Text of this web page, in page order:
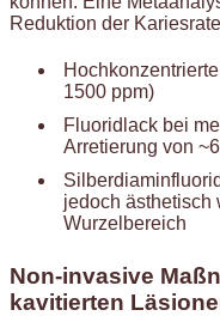
Reduktion der
1500 ppm)
Fluoridlack bei
Arretierung von
jedoch ästhetisch
Wurzelbereich
Non-invasive
kavitierten